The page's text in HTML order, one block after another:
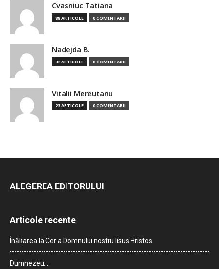
Cvasniuc Tatiana
88 ARTICOLE 0 COMENTARII
Nadejda B.
32 ARTICOLE 0 COMENTARII
Vitalii Mereutanu
23 ARTICOLE 0 COMENTARII
ALEGEREA EDITORULUI
Articole recente
Înălțarea la Cer a Domnului nostru Iisus Hristos
Dumnezeu…